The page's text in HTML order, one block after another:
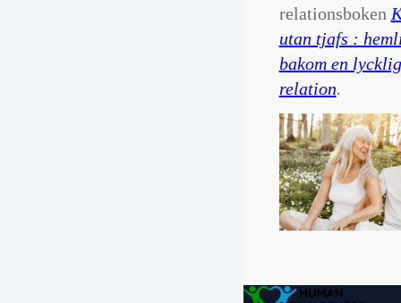
relationsboken
utan tjafs :
bakom en lycklig
relation.